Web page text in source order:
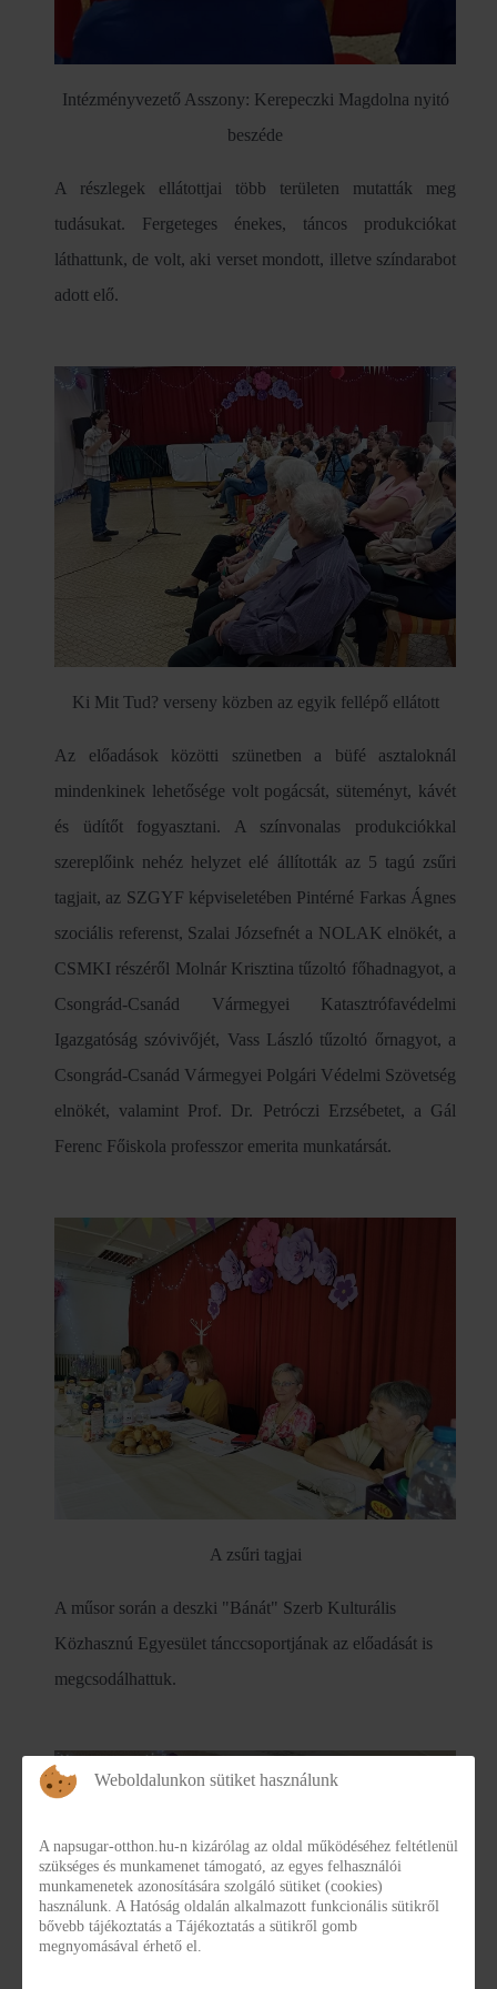
Intézményvezető Asszony: Kerepeczki Magdolna nyitó
beszéde
A részlegek ellátottjai több területen mutatták meg
tudásukat. Fergeteges énekes, táncos produkciókat
láthattunk, de volt, aki verset mondott, illetve színdarabot
adott elő.
Ki Mit Tud? verseny közben az egyik fellépő ellátott
Az előadások közötti szünetben a büfé asztaloknál
mindenkinek lehetősége volt pogácsát, süteményt, kávét
és üdítőt fogyasztani. A színvonalas produkciókkal
szereplőink nehéz helyzet elé állították az 5 tagú zsűri
tagjait, az SZGYF képviseletében Pintérné Farkas Ágnes
szociális referenst, Szalai Józsefnét a NOLAK elnökét, a
CSMKI részéről Molnár Krisztina tűzoltó főhadnagyot, a
Csongrád-Csanád Vármegyei Katasztrófavédelmi
Igazgatóság szóvivőjét, Vass László tűzoltó őrnagyot, a
Csongrád-Csanád Vármegyei Polgári Védelmi Szövetség
elnökét, valamint Prof. Dr. Petróczi Erzsébetet, a Gál
Ferenc Főiskola professzor emerita munkatársát.
A zsűri tagjai
A műsor során a deszki "Bánát" Szerb Kulturális
Közhasznú Egyesület tánccsoportjának az előadását is
megcsodálhattuk.
Weboldalunkon sütiket használunk
A napsugar-otthon.hu-n kizárólag az oldal működéséhez feltétlenül
szükséges és munkamenet támogató, az egyes felhasználói
munkamenetek azonosítására szolgáló sütiket (cookies)
használunk. A Hatóság oldalán alkalmazott funkcionális sütikről
bővebb tájékoztatás a Tájékoztatás a sütikről gomb
megnyomásával érhető el.